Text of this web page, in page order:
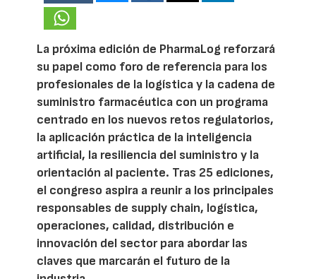
La próxima edición de PharmaLog reforzará
su papel como foro de referencia para los
profesionales de la logística y la cadena de
suministro farmacéutica con un programa
centrado en los nuevos retos regulatorios,
la aplicación práctica de la inteligencia
artificial, la resiliencia del suministro y la
orientación al paciente. Tras 25 ediciones,
el congreso aspira a reunir a los principales
responsables de supply chain, logística,
operaciones, calidad, distribución e
innovación del sector para abordar las
claves que marcarán el futuro de la